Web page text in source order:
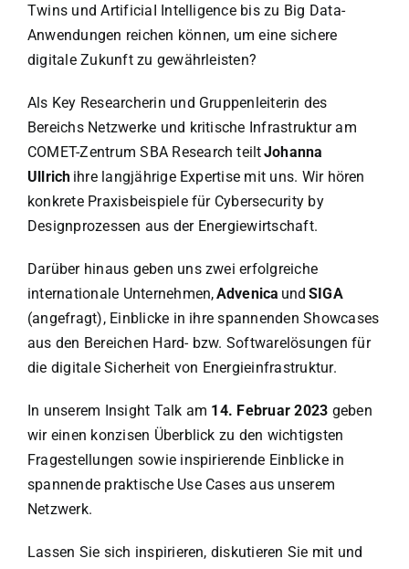
Twins und ArtificiaI Intelligence bis zu Big Data-
Anwendungen reichen können, um eine sichere
digitale Zukunft zu gewährleisten?
Als Key Researcherin und Gruppenleiterin des
Bereichs Netzwerke und kritische Infrastruktur am
COMET-Zentrum SBA Research teiltJohanna
Ullrich ihre langjährige Expertise mit uns. Wir hören
konkrete Praxisbeispiele für Cybersecurity by
Designprozessen aus der Energiewirtschaft.
Darüber hinaus geben uns zwei erfolgreiche
internationale Unternehmen,Advenica und SIGA
(angefragt), Einblicke in ihre spannenden Showcases
aus den Bereichen Hard- bzw. Softwarelösungen für
die digitale Sicherheit von Energieinfrastruktur.
In unserem Insight Talk am 14. Februar 2023 geben
wir einen konzisen Überblick zu den wichtigsten
Fragestellungen sowie inspirierende Einblicke in
spannende praktische Use Cases aus unserem
Netzwerk.
Lassen Sie sich inspirieren, diskutieren Sie mit und